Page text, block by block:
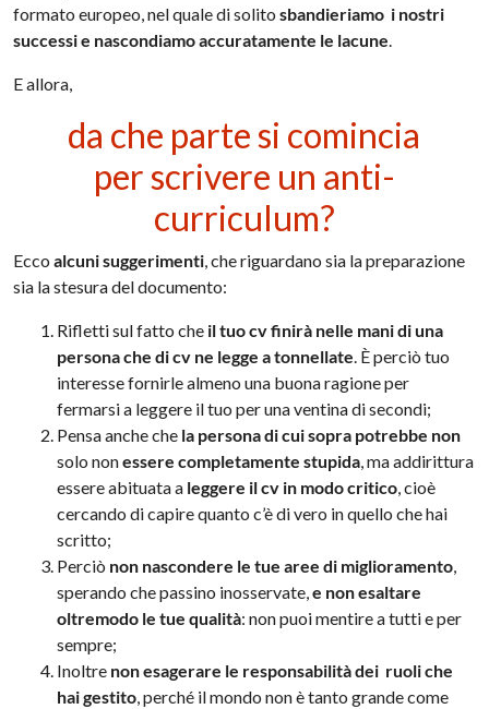
formato europeo, nel quale di solitosbandieriamo i nostri
successi e nascondiamo accuratamente le lacune.
E allora,
da che parte si comincia
per scrivere un anti-
curriculum?
Eccoalcuni suggerimenti, che riguardano sia la preparazione
sia la stesura del documento:
Rifletti sul fatto che il tuo cv finirà nelle mani di una
persona che di cv ne legge a tonnellate. È perciò tuo
interesse fornirle almeno una buona ragione per
fermarsi a leggere il tuo per una ventina di secondi;
Pensa anche che la persona di cui sopra potrebbe non
solo nonessere completamente stupida, ma addirittura
essere abituata a leggere il cv in modo critico, cioè
cercando di capire quanto c’è di vero in quello che hai
scritto;
Perciò non nascondere le tue aree di miglioramento,
sperando che passino inosservate,e non esaltare
oltremodo le tue qualità: non puoi mentire a tutti e per
sempre;
Inoltre non esagerare le responsabilità dei ruoli che
hai gestito, perché il mondo non è tanto grande come